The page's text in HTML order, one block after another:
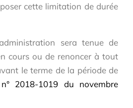
cette limitation de durée
sera tenue de
cours ou de renoncer à tout
le terme de la période de
2018-1019 du novembre